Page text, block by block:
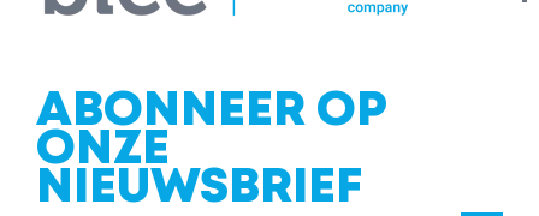
ABONNEER OP
ONZE
NIEUWSBRIEF